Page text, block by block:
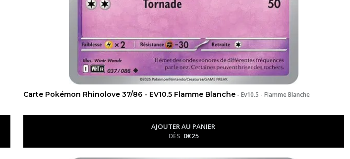
Carte Pokémon Rhinolove 37/86 - EV10.5 Flamme Blanche -Ev10.5 - Flamme Blanche
AJOUTER AU PANIER
DÈS 0€25